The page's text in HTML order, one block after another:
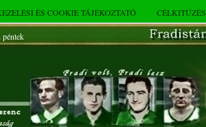
ÉS COOKIE TÁJÉKOZTATÓ
péntek